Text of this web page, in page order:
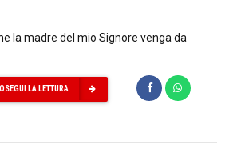
la madre del mio Signore venga da
LA LETTURA